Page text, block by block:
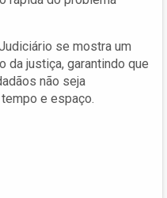
se mostra um
da justiça, garantindo que
não seja
e espaço.